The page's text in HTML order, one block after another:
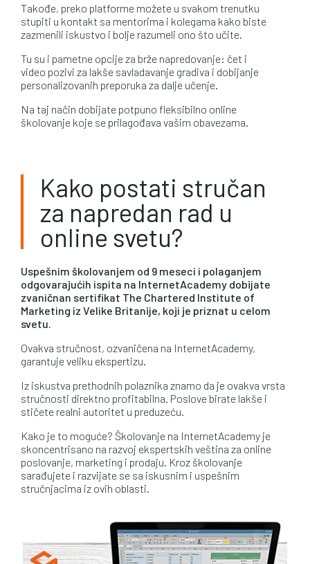
Takođe, preko platforme možete u svakom trenutku
stupiti u kontakt sa mentorima i kolegama kako biste
zazmenili iskustvo i bolje razumeli ono što učite.
Tu su i pametne opcije za brže napredovanje: čet i
video pozivi za lakše savladavanje gradiva i dobijanje
personalizovanih preporuka za dalje učenje.
Na taj način dobijate potpuno fleksibilno online
školovanje koje se prilagođava vašim obavezama.
Kako postati stručan
za napredan rad u
online svetu?
Uspešnim školovanjem od 9 meseci i polaganjem
odgovarajućih ispita na InternetAcademy dobijate
zvaničnan sertifikat The Chartered Institute of
Marketing iz Velike Britanije, koji je priznat u celom
svetu.
Ovakva stručnost, ozvaničena na InternetAcademy,
garantuje veliku ekspertizu.
Iz iskustva prethodnih polaznika znamo da je ovakva vrsta
stručnosti direktno profitabilna. Poslove birate lakše i
stičete realni autoritet u preduzeću.
Kako je to moguće? Školovanje na InternetAcademy je
skoncentrisano na razvoj ekspertskih veština za online
poslovanje, marketing i prodaju. Kroz školovanje
sarađujete i razvijate se sa iskusnim i uspešnim
stručnjacima iz ovih oblasti.